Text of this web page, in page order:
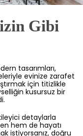
Gibi
tasarımları,
evinize zarafet
için titizlikle
kusursuz bir
detaylarla
hem de hayatı
istiyorsanız, doğru